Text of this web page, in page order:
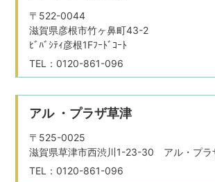
〒522-0044
滋賀県彦根市竹ヶ鼻町43-2
ﾋﾞﾊﾞｼﾃｨ彦根1Fﾌｰﾄﾞｺｰﾄ
TEL：0120-861-096
アル ・プラザ草津
〒525-0025
滋賀県草津市西渋川1-23-30 アル・プラ
TEL：0120-861-096